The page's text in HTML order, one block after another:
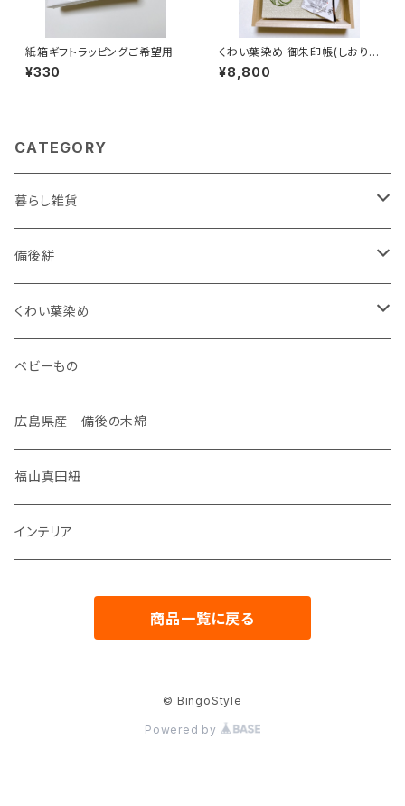
紙箱ギフトラッピングご希望用
¥330
くわい葉染め 御朱印帳(しおり)
付き
¥8,800
CATEGORY
暮らし雑貨
ケース
名刺入れ
がま口
装飾雑貨
ネックレス
タックピン
生活雑貨
マスク
備後絣
座布団
くわい葉染め
御守り
御朱印帳
筆記帳
数寄屋袋
ベビーもの
広島県産 備後の木綿
福山真田紐
インテリア
商品一覧に戻る
© BingoStyle
Powered by